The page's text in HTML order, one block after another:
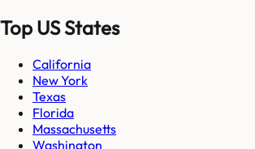
Top US States
California
New York
Texas
Florida
Massachusetts
Washington